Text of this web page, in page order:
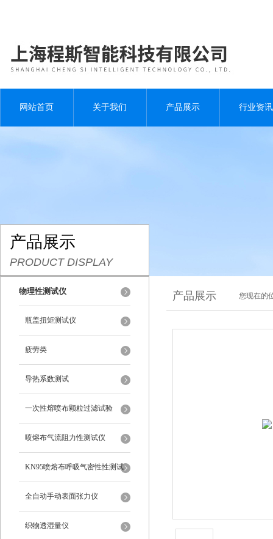
网站首页 关于我们 产品展示 行业资讯
产品展示
PRODUCT DISPLAY
物理性测试仪
瓶盖扭矩测试仪
疲劳类
导热系数测试
一次性熔喷布颗粒过滤试验
喷熔布气流阻力性测试仪
KN95喷熔布呼吸气密性性测试
仪
全自动手动表面张力仪
织物透湿量仪
产品展示 您现在的